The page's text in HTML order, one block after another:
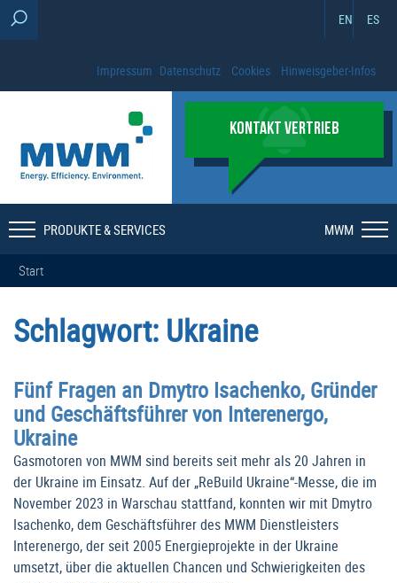
EN ES
Impressum Datenschutz Cookies Hinweisgeber-Infos
KONTAKT VERTRIEB
PRODUKTE & SERVICES MWM
Start
Schlagwort: Ukraine
Fünf Fragen an Dmytro Isachenko, Gründer
und Geschäftsführer von Interenergo,
Ukraine
Gasmotoren von MWM sind bereits seit mehr als 20 Jahren in
der Ukraine im Einsatz. Auf der „ReBuild Ukraine“-Messe, die im
November 2023 in Warschau stattfand, konnten wir mit Dmytro
Isachenko, dem Geschäftsführer des MWM Dienstleisters
Interenergo, der seit 2005 Energieprojekte in der Ukraine
umsetzt, über die aktuellen Chancen und Schwierigkeiten des